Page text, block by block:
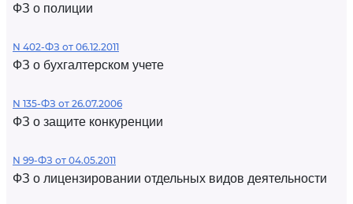
ФЗ о полиции
N 402-ФЗ от 06.12.2011
ФЗ о бухгалтерском учете
N 135-ФЗ от 26.07.2006
ФЗ о защите конкуренции
N 99-ФЗ от 04.05.2011
ФЗ о лицензировании отдельных видов деятельности